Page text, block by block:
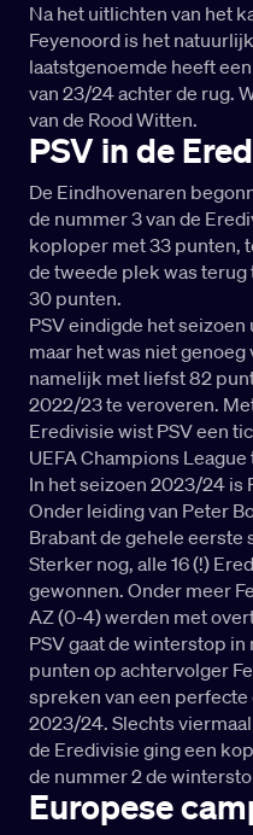
Na het uitlichten van het
Feyenoord is het
laatstgenoemde heeft
van 23/24 achter de rug.
van de Rood Witten.
PSV in de
De Eindhovenaren
de nummer 3 van de
koploper met 33 punten,
de tweede plek was terug
30 punten.
PSV eindigde het
maar het was niet
namelijk met liefst 82
2022/23 te veroveren.
Eredivisie wist PSV een
UEFA Champions
In het seizoen 2023/24 is
Onder leiding van Peter
Brabant de gehele
Sterker nog, alle 16 (!)
gewonnen. Onder meer
AZ (0-4) werden met
PSV gaat de winterstop
punten op achtervolger
spreken van een
2023/24. Slechts
de Eredivisie ging een
de nummer 2 de
Europese